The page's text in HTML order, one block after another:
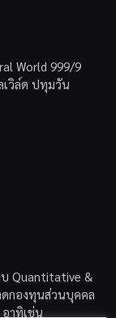
World 999/9
เวิล์ด ปทุมวัน
Quantitative &
กองทุนส่วนบุคคล
าทิเช่น